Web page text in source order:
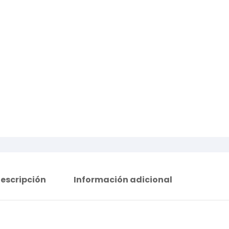
Información adicional